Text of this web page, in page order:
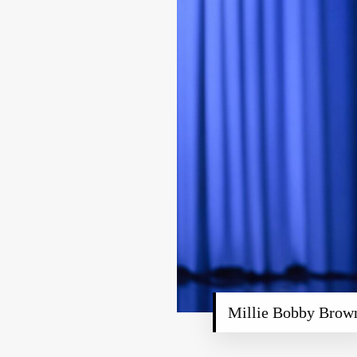
Millie Bobby